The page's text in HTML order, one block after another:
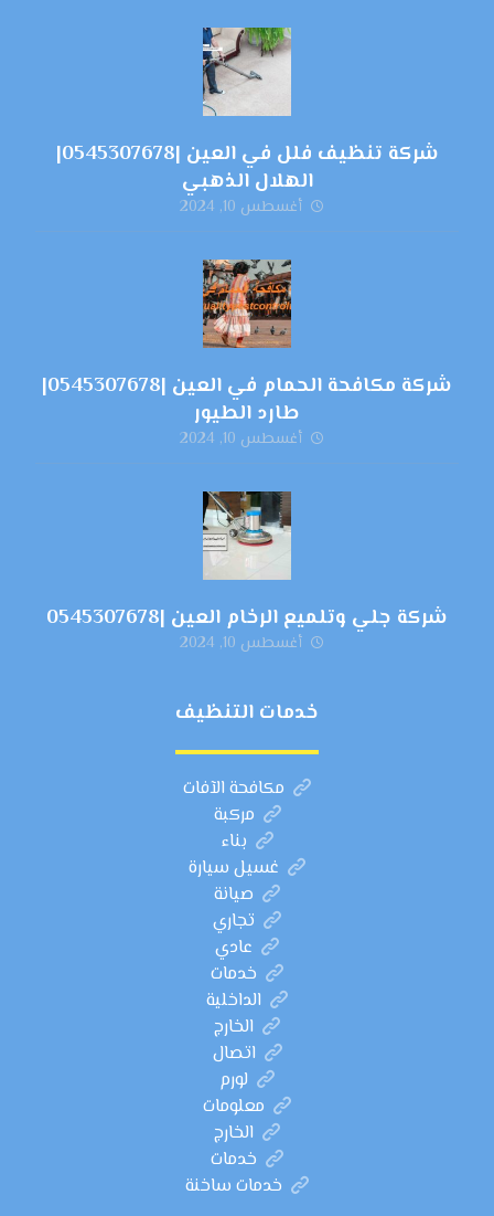
شركة تنظيف فلل في العين |0545307678|
الهلال الذهبي
أغسطس 10, 2024
شركة مكافحة الحمام في العين |0545307678|
طارد الطيور
أغسطس 10, 2024
شركة جلي وتلميع الرخام العين |0545307678
أغسطس 10, 2024
خدمات التنظيف
مكافحة الآفات
مركبة
بناء
غسيل سيارة
صيانة
تجاري
عادي
خدمات
الداخلية
الخارج
اتصال
لورم
معلومات
الخارج
خدمات
خدمات ساخنة